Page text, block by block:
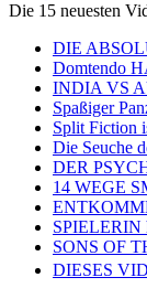
Die 15 neuesten
DIE
Domtendo
INDIA VS
Spaßiger
Split Fiction
Die Seuche
DER
14 WEGE
SPIELERIN
SONS OF
DIESES